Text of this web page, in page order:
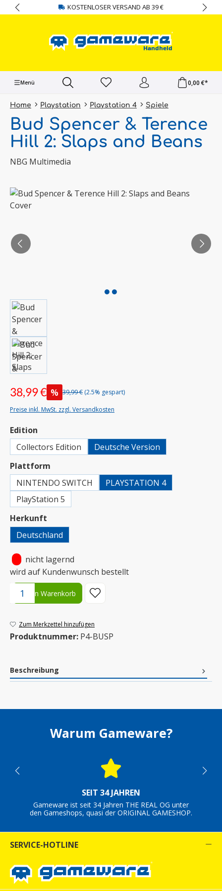
springen KOSTENLOSER VERSAND AB 39 €
Menü 0,00 €*
Home Playstation Playstation 4 Spiele
Bud Spencer & Terence
Hill 2: Slaps and Beans
NBG Multimedia
Bildergalerie überspringen
38,99 € % 39,99 € (2.5% gespart)
Preise inkl. MwSt. zzgl. Versandkosten
Edition
Collectors Edition
Deutsche Version
Plattform
NINTENDO SWITCH
PLAYSTATION 4
PlayStation 5
Herkunft
Deutschland
nicht lagernd
wird auf Kundenwunsch bestellt
Produkt Anzahl: Gib den gewünschten Wert ein oder benutze
In den Warenkorb
Zum Merkzettel hinzufügen
Produktnummer: P4-BUSP
Beschreibung
Warum Gameware?
SEIT 34 JAHREN
Gameware ist seit 34 Jahren THE REAL OG unter
den Gameshops, quasi der ORIGINAL GAMESHOP.
SERVICE-HOTLINE